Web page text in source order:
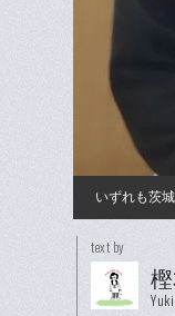
いずれも茨
text by